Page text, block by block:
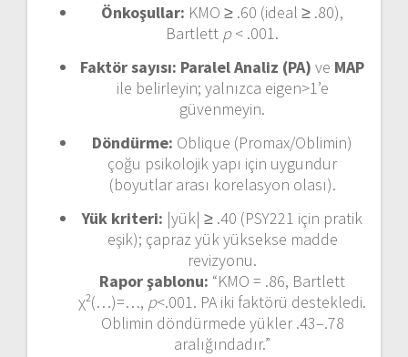
Önkoşullar: KMO ≥ .60 (ideal ≥ .80),
Bartlett p< .001.
Faktör sayısı: Paralel Analiz (PA) ve MAP
ile belirleyin; yalnızca eigen>1’e
güvenmeyin.
Döndürme: Oblique (Promax/Oblimin)
çoğu psikolojik yapı için uygundur
(boyutlar arası korelasyon olası).
Yük kriteri: |yük| ≥ .40 (PSY221 için pratik
eşik); çapraz yük yüksekse madde
revizyonu.
Rapor şablonu: “KMO = .86, Bartlett
χ²(…)=…, p<.001. PA iki faktörü destekledi.
Oblimin döndürmede yükler .43–.78
aralığındadır.”